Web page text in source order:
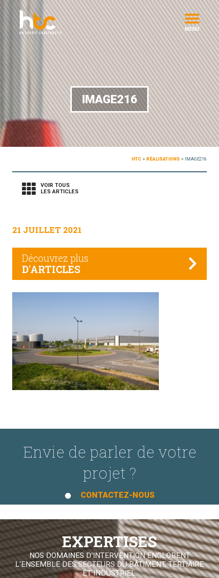
MENU
IMAGE216
HTC > RÉALISATIONS > IMAGE216
VOIR TOUS
LES ARTICLES
21 JUILLET 2021
Découvrez plus
D'ARTICLES
Envie de parler de votre
projet ?
CONTACTEZ-NOUS
EXPERTISES
NOS DOMAINES D'INTERVENTION ENGLOBENT
L’ENSEMBLE DES SECTEURS DU BÂTIMENT, TERTIAIRE
ET INDUSTRIEL.